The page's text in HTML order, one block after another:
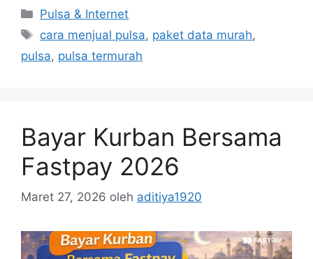
Pulsa & Internet
cara menjual pulsa, paket data murah,
pulsa, pulsa termurah
Bayar Kurban Bersama
Fastpay 2026
Maret 27, 2026 oleh aditiya1920